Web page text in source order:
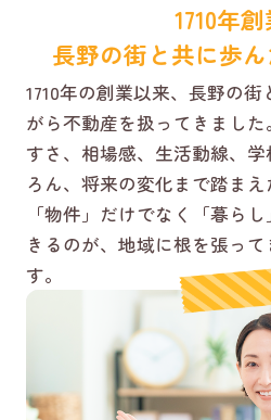
1710年創
長野の街と共に歩
1710年の創業以来、長野の
がら不動産を扱ってきまし
すさ、相場感、生活動線、
ろん、将来の変化まで踏まえ
「物件」だけでなく「暮ら
きるのが、地域に根を張っ
す。